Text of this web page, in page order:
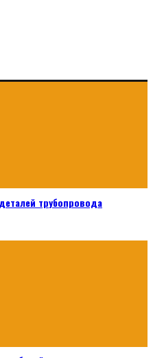
трубопровода